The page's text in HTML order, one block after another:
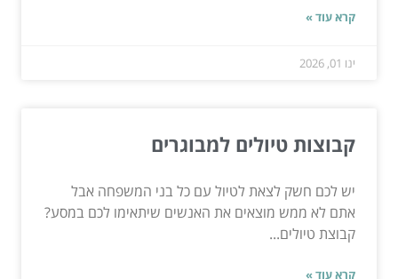
קרא עוד »
ינו 01, 2026
קבוצות טיולים למבוגרים
יש לכם חשק לצאת לטיול עם כל בני המשפחה אבל
אתם לא ממש מוצאים את האנשים שיתאימו לכם במסע?
קבוצת טיולים...
קרא עוד »